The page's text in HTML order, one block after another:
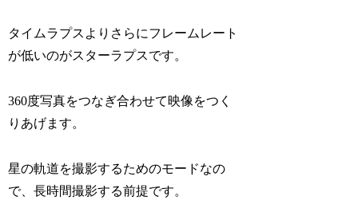
タイムラプスよりさらにフレームレート
が低いのがスターラプスです。
360度写真をつなぎ合わせて映像をつく
りあげます。
星の軌道を撮影するためのモードなの
で、長時間撮影する前提です。